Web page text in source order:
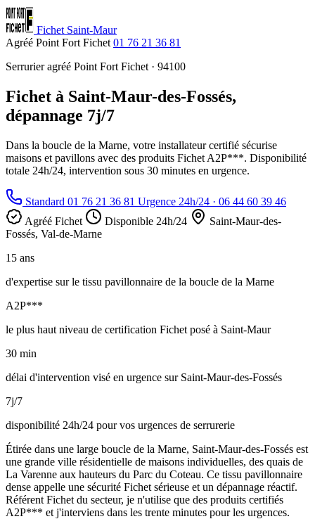
Fichet Saint-Maur
Agréé Point Fort Fichet 01 76 21 36 81
Serrurier agréé Point Fort Fichet · 94100
Fichet à Saint-Maur-des-Fossés,
dépannage 7j/7
Dans la boucle de la Marne, votre installateur certifié sécurise
maisons et pavillons avec des produits Fichet A2P***. Disponibilité
totale 24h/24, intervention sous 30 minutes en urgence.
Standard 01 76 21 36 81 Urgence 24h/24 · 06 44 60 39 46
Agréé Fichet
Disponible 24h/24
Saint-Maur-des-
Fossés, Val-de-Marne
15 ans
d'expertise sur le tissu pavillonnaire de la boucle de la Marne
A2P***
le plus haut niveau de certification Fichet posé à Saint-Maur
30 min
délai d'intervention visé en urgence sur Saint-Maur-des-Fossés
7j/7
disponibilité 24h/24 pour vos urgences de serrurerie
Étirée dans une large boucle de la Marne, Saint-Maur-des-Fossés est
une grande ville résidentielle de maisons individuelles, des quais de
La Varenne aux hauteurs du Parc du Coteau. Ce tissu pavillonnaire
dense appelle une sécurité Fichet sérieuse et un dépannage réactif.
Référent Fichet du secteur, je n'utilise que des produits certifiés
A2P*** et j'interviens dans les trente minutes pour les urgences.